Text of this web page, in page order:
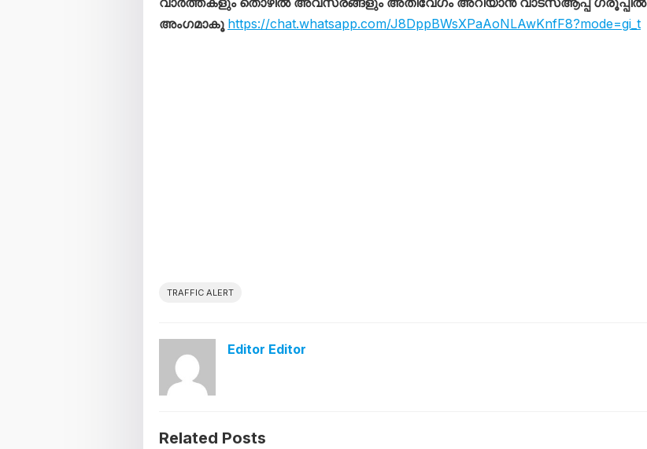
അംഗമാകൂ https://chat.whatsapp.com/J8DppBWsXPaAoNLAwKnfF8?mode=gi_t
TRAFFIC ALERT
Editor Editor
Related Posts